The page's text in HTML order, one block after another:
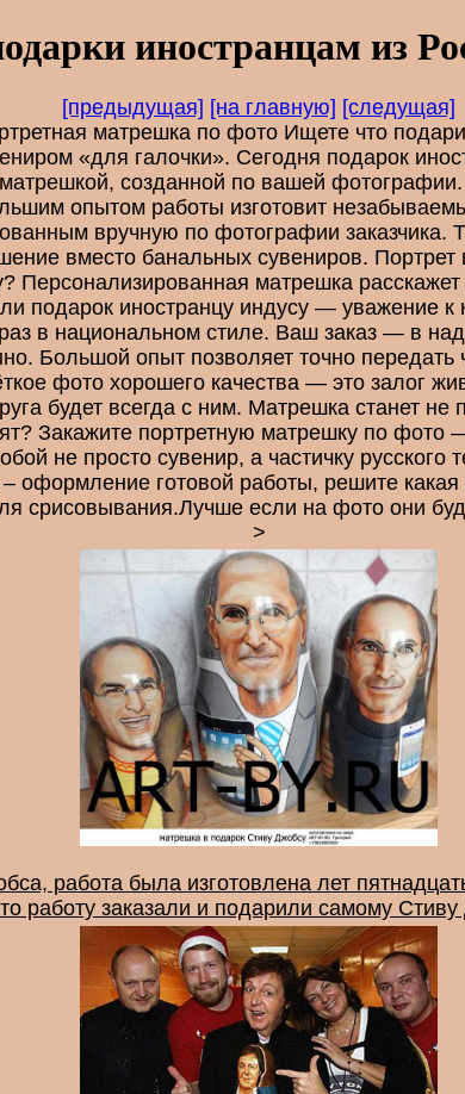
иностранцам из
[предыдущая] [на главную] [следущая]
матрешка по фото Ищете что
«для галочки». Сегодня подарок
созданной по вашей
опытом работы изготовит
вручную по фотографии
вместо банальных сувениров.
Персонализированная матрешка
подарок иностранцу индусу — уважение к
в национальном стиле. Ваш заказ — в
Большой опыт позволяет точно
фото хорошего качества — это залог
будет всегда с ним. Матрешка станет
Закажите портретную матрешку по
не просто сувенир, а частичку
оформление готовой работы, решите
срисовывания.Лучше если на фото они
>
работа была изготовлена лет
работу заказали и подарили самому Стиву